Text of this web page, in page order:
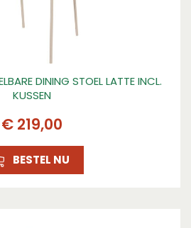
DINING STOEL LATTE INCL.
KUSSEN
€ 219,00
BESTEL NU